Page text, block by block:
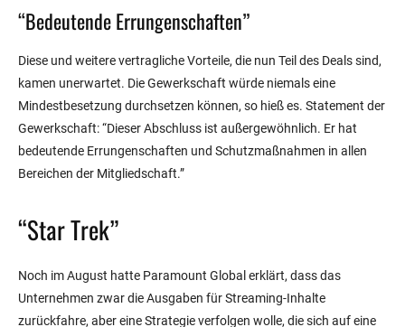
“Bedeutende Errungenschaften”
Diese und weitere vertragliche Vorteile, die nun Teil des Deals sind,
kamen unerwartet. Die Gewerkschaft würde niemals eine
Mindestbesetzung durchsetzen können, so hieß es. Statement der
Gewerkschaft: “Dieser Abschluss ist außergewöhnlich. Er hat
bedeutende Errungenschaften und Schutzmaßnahmen in allen
Bereichen der Mitgliedschaft.”
“Star Trek”
Noch im August hatte Paramount Global erklärt, dass das
Unternehmen zwar die Ausgaben für Streaming-Inhalte
zurückfahre, aber eine Strategie verfolgen wolle, die sich auf eine